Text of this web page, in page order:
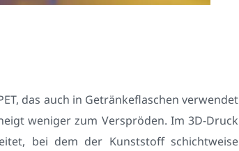
das auch in Getränkeflaschen verwendet
weniger zum Verspröden. Im 3D-Druck
bei dem der Kunststoff schichtweise